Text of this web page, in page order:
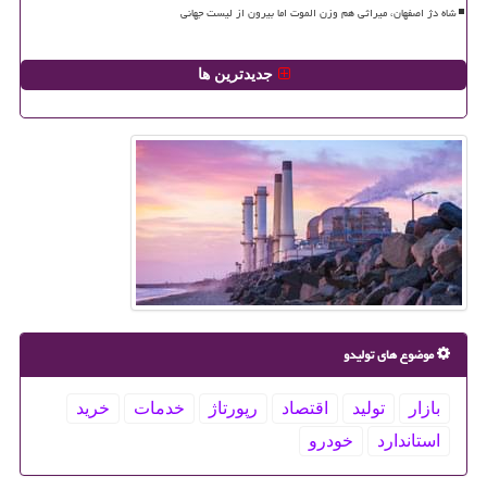
شاه دژ اصفهان، میراثی هم وزن الموت اما بیرون از لیست جهانی
جدیدترین ها
موضوع های تولیدو
بازار تولید اقتصاد رپورتاژ خدمات
خرید
استاندارد
خودرو